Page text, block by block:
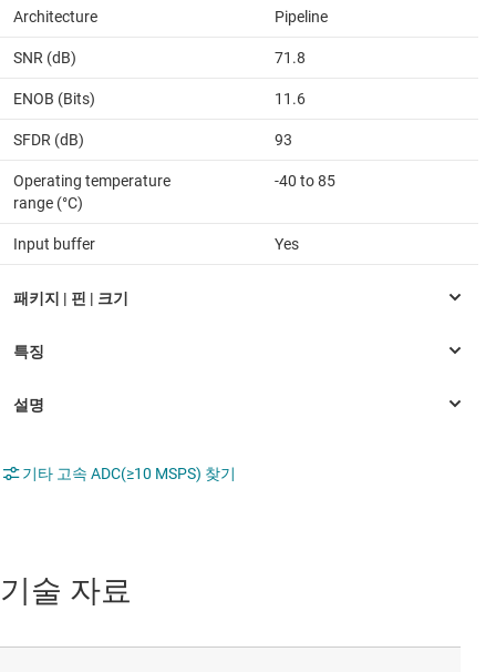
Architecture Pipeline
SNR (dB) 71.8
ENOB (Bits) 11.6
SFDR (dB) 93
Operating temperature
range (°C)
-40 to 85
Input buffer Yes
기타 고속 ADC(≥10 MSPS) 찾기
기술 자료